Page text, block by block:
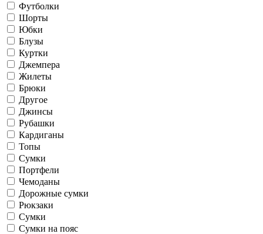
Футболки
Шорты
Юбки
Блузы
Куртки
Джемпера
Жилеты
Брюки
Другое
Джинсы
Рубашки
Кардиганы
Топы
Сумки
Портфели
Чемоданы
Дорожные сумки
Рюкзаки
Сумки
Сумки на пояс